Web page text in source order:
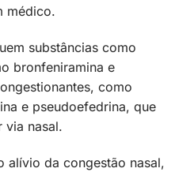
médico.
substâncias como
bronfeniramina e
como
e pseudoefedrina, que
via nasal.
alívio da congestão nasal,